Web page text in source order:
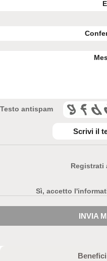
Testo antispam
Registrati
Sì, accetto
INVIA